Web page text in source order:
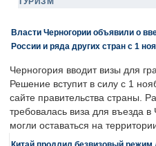
Власти Черногории объявили о
России и ряда других стран с 1
Черногория вводит визы для
Решение вступит в силу с 1
сайте правительства страны.
требовалась виза для въезда
могли оставаться на